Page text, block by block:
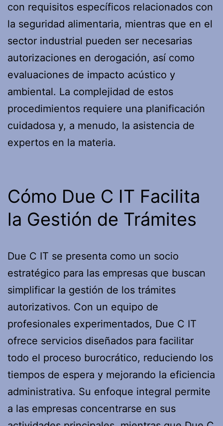
con requisitos específicos relacionados con
la seguridad alimentaria, mientras que en el
sector industrial pueden ser necesarias
autorizaciones en derogación, así como
evaluaciones de impacto acústico y
ambiental. La complejidad de estos
procedimientos requiere una planificación
cuidadosa y, a menudo, la asistencia de
expertos en la materia.
Cómo Due C IT Facilita
la Gestión de Trámites
Due C IT se presenta como un socio
estratégico para las empresas que buscan
simplificar la gestión de los trámites
autorizativos. Con un equipo de
profesionales experimentados, Due C IT
ofrece servicios diseñados para facilitar
todo el proceso burocrático, reduciendo los
tiempos de espera y mejorando la eficiencia
administrativa. Su enfoque integral permite
a las empresas concentrarse en sus